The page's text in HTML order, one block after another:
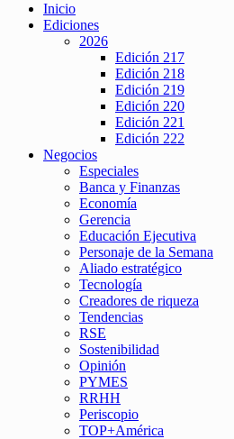
Inicio
Ediciones
2026
Edición 217
Edición 218
Edición 219
Edición 220
Edición 221
Edición 222
Negocios
Especiales
Banca y Finanzas
Economía
Gerencia
Educación Ejecutiva
Personaje de la Semana
Aliado estratégico
Tecnología
Creadores de riqueza
Tendencias
RSE
Sostenibilidad
Opinión
PYMES
RRHH
Periscopio
TOP+América